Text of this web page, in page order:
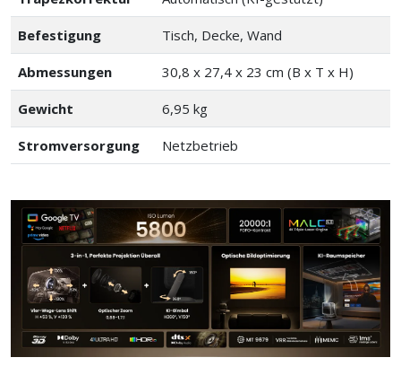
Befestigung Tisch, Decke, Wand
Abmessungen 30,8 x 27,4 x 23 cm (B x T x H)
Gewicht 6,95 kg
Stromversorgung Netzbetrieb